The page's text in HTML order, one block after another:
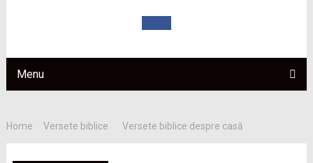
Menu
Home Versete biblice Versete biblice despre casă